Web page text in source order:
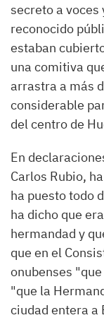
secreto a voces
reconocido
estaban
una comitiva
arrastra a más
considerable
del centro de
En
Carlos Rubio,
ha puesto todo
ha dicho que
hermandad y
que en el
onubenses
"que la
ciudad entera a